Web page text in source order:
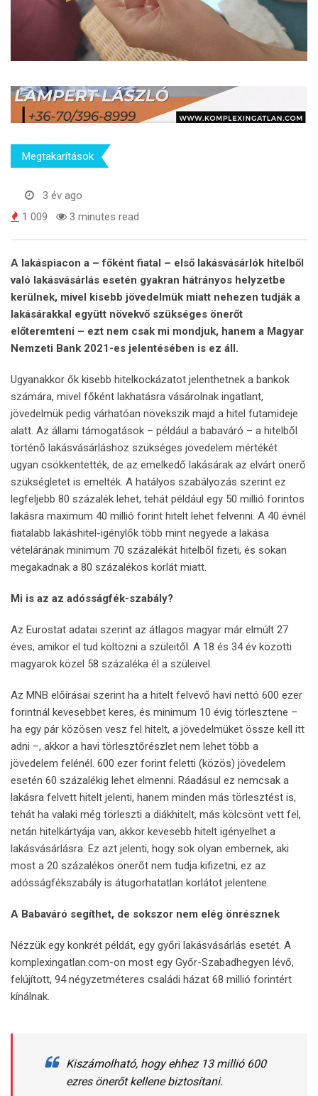
Megtakarítások
3 év ago
1 009
3 minutes read
A lakáspiacon a – főként fiatal – első lakásvásárlók hitelből
való lakásvásárlás esetén gyakran hátrányos helyzetbe
kerülnek, mivel kisebb jövedelmük miatt nehezen tudják a
lakásárakkal együtt növekvő szükséges önerőt
előteremteni – ezt nem csak mi mondjuk, hanem a Magyar
Nemzeti Bank 2021-es jelentésében is ez áll.
Ugyanakkor ők kisebb hitelkockázatot jelenthetnek a bankok
számára, mivel főként lakhatásra vásárolnak ingatlant,
jövedelmük pedig várhatóan növekszik majd a hitel futamideje
alatt. Az állami támogatások – például a babaváró – a hitelből
történő lakásvásárláshoz szükséges jövedelem mértékét
ugyan csökkentették, de az emelkedő lakásárak az elvárt önerő
szükségletet is emelték. A hatályos szabályozás szerint ez
legfeljebb 80 százalék lehet, tehát például egy 50 millió forintos
lakásra maximum 40 millió forint hitelt lehet felvenni. A 40 évnél
fiatalabb lakáshitel-igénylők több mint negyede a lakása
vételárának minimum 70 százalékát hitelből fizeti, és sokan
megakadnak a 80 százalékos korlát miatt.
Mi is az az adósságfék-szabály?
Az Eurostat adatai szerint az átlagos magyar már elmúlt 27
éves, amikor el tud költözni a szüleitől. A 18 és 34 év közötti
magyarok közel 58 százaléka él a szüleivel.
Az MNB előírásai szerint ha a hitelt felvevő havi nettó 600 ezer
forintnál kevesebbet keres, és minimum 10 évig törlesztene –
ha egy pár közösen vesz fel hitelt, a jövedelmüket össze kell itt
adni –, akkor a havi törlesztőrészlet nem lehet több a
jövedelem felénél. 600 ezer forint feletti (közös) jövedelem
esetén 60 százalékig lehet elmenni. Ráadásul ez nemcsak a
lakásra felvett hitelt jelenti, hanem minden más törlesztést is,
tehát ha valaki még törleszti a diákhitelt, más kölcsönt vett fel,
netán hitelkártyája van, akkor kevesebb hitelt igényelhet a
lakásvásárlásra. Ez azt jelenti, hogy sok olyan embernek, aki
most a 20 százalékos önerőt nem tudja kifizetni, ez az
adósságfékszabály is átugorhatatlan korlátot jelentene.
A Babaváró segíthet, de sokszor nem elég önrésznek
Nézzük egy konkrét példát, egy győri lakásvásárlás esetét. A
komplexingatlan.com-on most egy Győr-Szabadhegyen lévő,
felújított, 94 négyzetméteres családi házat 68 millió forintért
kínálnak.
Kiszámolható, hogy ehhez 13 millió 600
ezres önerőt kellene biztosítani.